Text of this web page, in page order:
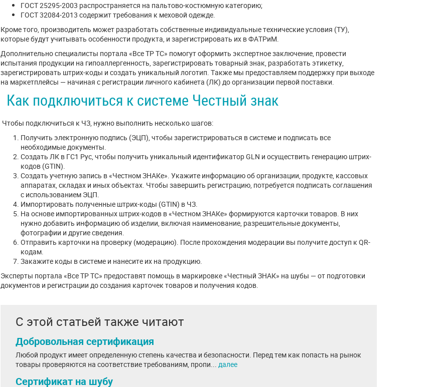
ГОСТ 25295-2003 распространяется на пальтово-костюмную категорию;
ГОСТ 32084-2013 содержит требования к меховой одежде.
Кроме того, производитель может разработать собственные индивидуальные технические условия (ТУ),
которые будут учитывать особенности продукта, и зарегистрировать их в ФАТРиМ.
Дополнительно специалисты портала «Все ТР ТС» помогут оформить экспертное заключение, провести
испытания продукции на гипоаллергенность, зарегистрировать товарный знак, разработать этикетку,
зарегистрировать штрих-коды и создать уникальный логотип. Также мы предоставляем поддержку при выходе
на маркетплейсы — начиная с регистрации личного кабинета (ЛК) до организации первой поставки.
Как подключиться к системе Честный знак
Чтобы подключиться к ЧЗ, нужно выполнить несколько шагов:
Получить электронную подпись (ЭЦП), чтобы зарегистрироваться в системе и подписать все
необходимые документы.
Создать ЛК в ГС1 Рус, чтобы получить уникальный идентификатор GLN и осуществить генерацию штрих-
кодов (GTIN).
Создать учетную запись в «Честном ЗНАКе». Укажите информацию об организации, продукте, кассовых
аппаратах, складах и иных объектах. Чтобы завершить регистрацию, потребуется подписать соглашения
с использованием ЭЦП.
Импортировать полученные штрих-коды (GTIN) в ЧЗ.
На основе импортированных штрих-кодов в «Честном ЗНАКе» формируются карточки товаров. В них
нужно добавить информацию об изделии, включая наименование, разрешительные документы,
фотографии и другие сведения.
Отправить карточки на проверку (модерацию). После прохождения модерации вы получите доступ к QR-
кодам.
Закажите коды в системе и нанесите их на продукцию.
Эксперты портала «Все ТР ТС» предоставят помощь в маркировке «Честный ЗНАК» на шубы — от подготовки
документов и регистрации до создания карточек товаров и получения кодов.
С этой статьей также читают
Добровольная сертификация
Любой продукт имеет определенную степень качества и безопасности. Перед тем как попасть на рынок
товары проверяются на соответствие требованиям, пропи... далее
Сертификат на шубу